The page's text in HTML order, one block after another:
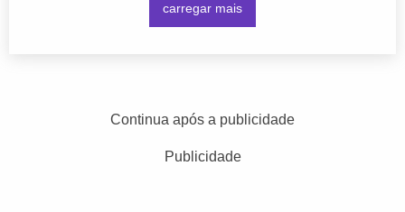
carregar mais
Continua após a publicidade
Publicidade